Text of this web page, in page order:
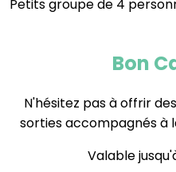
Petits groupe de 4
Bon
N'hésitez pas à offrir des
sorties accompagnés à
Valable